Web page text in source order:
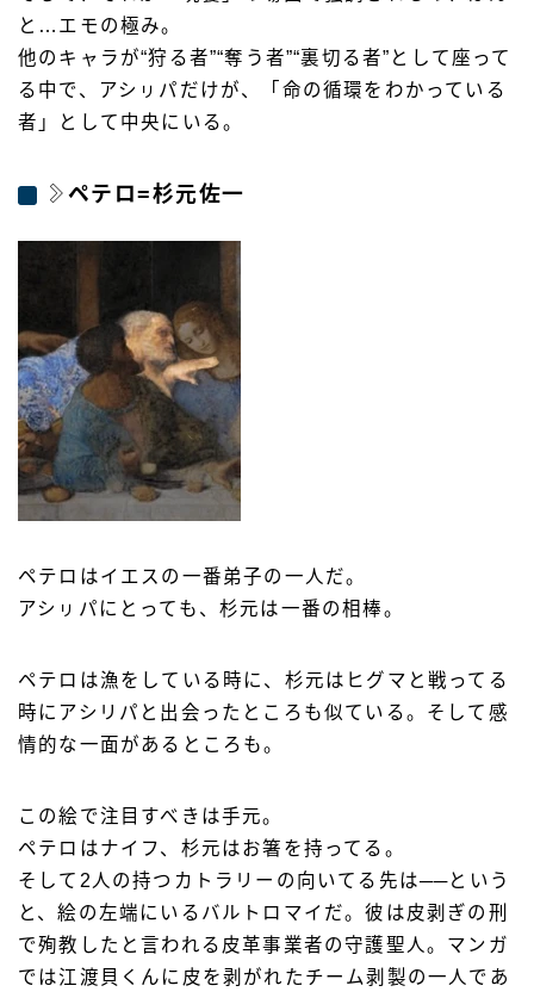
と…エモの極み。
他のキャラが“狩る者”“奪う者”“裏切る者”として座って
る中で、アシㇼパだけが、「命の循環をわかっている
者」として中央にいる。
ペテロ=杉元佐一
ペテロはイエスの一番弟子の一人だ。
アシㇼパにとっても、杉元は一番の相棒。
ペテロは漁をしている時に、杉元はヒグマと戦ってる
時にアシリパと出会ったところも似ている。そして感
情的な一面があるところも。
この絵で注目すべきは手元。
ペテロはナイフ、杉元はお箸を持ってる。
そして2人の持つカトラリーの向いてる先は──という
と、絵の左端にいるバルトロマイだ。彼は皮剥ぎの刑
で殉教したと言われる皮革事業者の守護聖人。マンガ
では江渡貝くんに皮を剥がれたチーム剥製の一人であ